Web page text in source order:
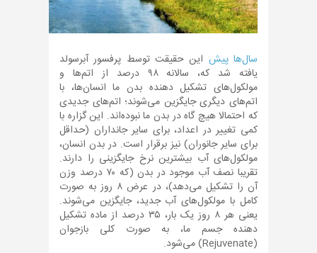
سال‌ها پیش این حقیقت توسط پرفسور آبرسولد
یافته شد که، سالانه ۹۸ درصد از اتم‌ها و
مولکول‌های تشکیل دهنده بدن ما انسان‌ها، با
اتم‌های دیگری جایگزین می‌شوند؛ اتم‌های جدیدی
که احتمالا هیچ گاه در بدن ما نبوده‌اند. این گزاره با
کمی تغییر در اعداد، برای سایر جانداران (حداقل
برای سایر جانوران) نیز برقرار است. در بدن انسان،
مولکول‌های آب بیشترین نرخ جایگزینی را دارند.
تقریبا نصف آب موجود در بدن (که ۷۰ درصد وزن
آن را تشکیل می‌دهد)، در عرض ۸ روز به صورت
کامل با مولکول‌های آب جدید، جایگزین می‌شوند.
یعنی هر ۸ روز یک بار، ۳۵ درصد از ماده تشکیل
دهنده جسم ما، به صورت کلی بازجوان
(Rejuvenate) می‌شود.